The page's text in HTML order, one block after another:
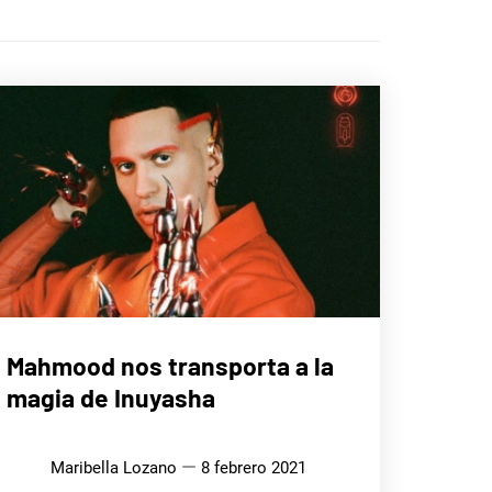
Mahmood nos transporta a la
magia de Inuyasha
Maribella Lozano 8 febrero 2021